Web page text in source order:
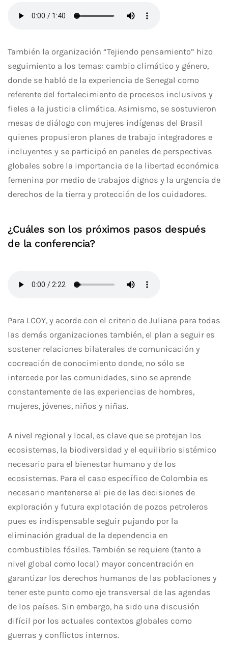
También la organización “Tejiendo pensamiento” hizo
seguimiento a los temas: cambio climático y género,
donde se habló de la experiencia de Senegal como
referente del fortalecimiento de procesos inclusivos y
fieles a la justicia climática. Asimismo, se sostuvieron
mesas de diálogo con mujeres indígenas del Brasil
quienes propusieron planes de trabajo integradores e
incluyentes y se participó en paneles de perspectivas
globales sobre la importancia de la libertad económica
femenina por medio de trabajos dignos y la urgencia de
derechos de la tierra y protección de los cuidadores.
¿Cuáles son los próximos pasos después
de la conferencia?
Para LCOY, y acorde con el criterio de Juliana para todas
las demás organizaciones también, el plan a seguir es
sostener relaciones bilaterales de comunicación y
cocreación de conocimiento donde, no sólo se
intercede por las comunidades, sino se aprende
constantemente de las experiencias de hombres,
mujeres, jóvenes, niños y niñas.
A nivel regional y local, es clave que se protejan los
ecosistemas, la biodiversidad y el equilibrio sistémico
necesario para el bienestar humano y de los
ecosistemas. Para el caso específico de Colombia es
necesario mantenerse al pie de las decisiones de
exploración y futura explotación de pozos petroleros
pues es indispensable seguir pujando por la
eliminación gradual de la dependencia en
combustibles fósiles. También se requiere (tanto a
nivel global como local) mayor concentración en
garantizar los derechos humanos de las poblaciones y
tener este punto como eje transversal de las agendas
de los países. Sin embargo, ha sido una discusión
difícil por los actuales contextos globales como
guerras y conflictos internos.